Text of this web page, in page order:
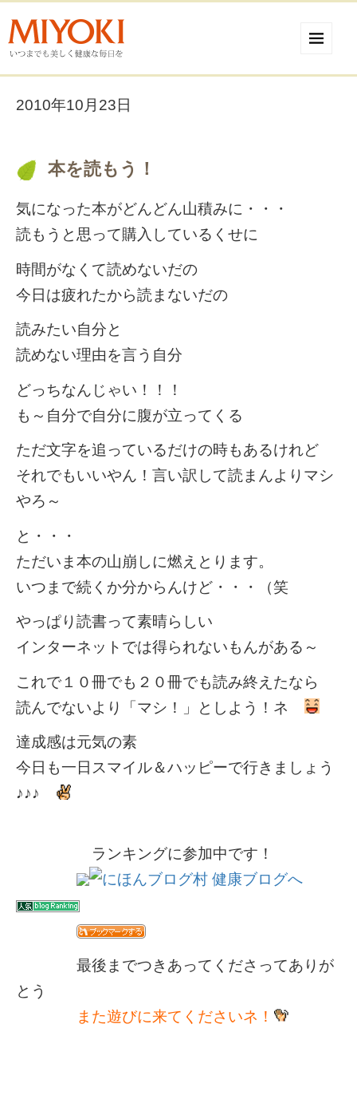
2010年10月23日
本を読もう！
気になった本がどんどん山積みに・・・
読もうと思って購入しているくせに
時間がなくて読めないだの
今日は疲れたから読まないだの
読みたい自分と
読めない理由を言う自分
どっちなんじゃい！！！
も～自分で自分に腹が立ってくる
ただ文字を追っているだけの時もあるけれど
それでもいいやん！言い訳して読まんよりマシ
やろ～
と・・・
ただいま本の山崩しに燃えとります。
いつまで続くか分からんけど・・・（笑
やっぱり読書って素晴らしい
インターネットでは得られないもんがある～
これで１０冊でも２０冊でも読み終えたなら
読んでないより「マシ！」としよう！ネ
達成感は元気の素
今日も一日スマイル＆ハッピーで行きましょう
♪♪♪
ランキングに参加中です！
最後までつきあってくださってありが
とう
また遊びに来てくださいネ！